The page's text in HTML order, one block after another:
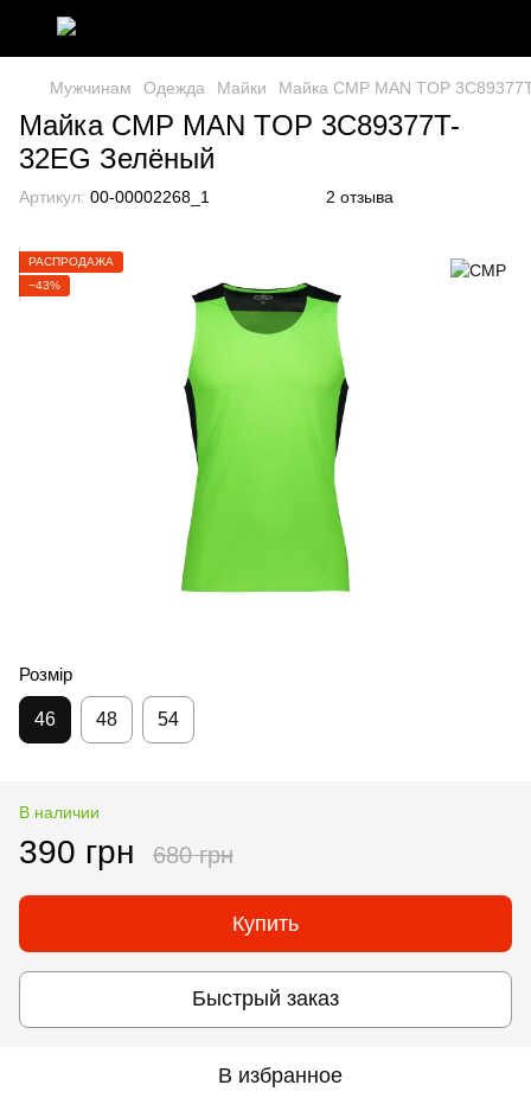
Мужчинам Одежда Майки Майка CMP MAN TOP
Майка CMP MAN TOP 3C89377T-
32EG Зелёный
Артикул: 00-00002268_1 2 отзыва
РАСПРОДАЖА
−43%
Розмір
46 48 54
В наличии
390 грн 680 грн
Купить
Быстрый заказ
В избранное